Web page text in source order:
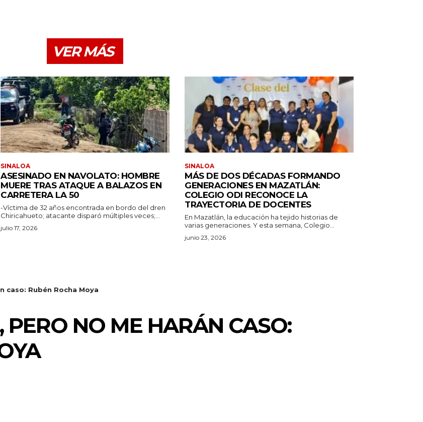
VER MÁS
SINALOA
ASESINADO EN NAVOLATO: HOMBRE
MUERE TRAS ATAQUE A BALAZOS EN
CARRETERA LA 50
-Víctima de 32 años encontrada en bordo del dren
Chiricahueto; atacante disparó múltiples veces;...
julio 17, 2026
SINALOA
MÁS DE DOS DÉCADAS FORMANDO
GENERACIONES EN MAZATLÁN:
COLEGIO ODI RECONOCE LA
TRAYECTORIA DE DOCENTES
En Mazatlán, la educación ha tejido historias de
varias generaciones. Y esta semana, Colegio...
junio 23, 2026